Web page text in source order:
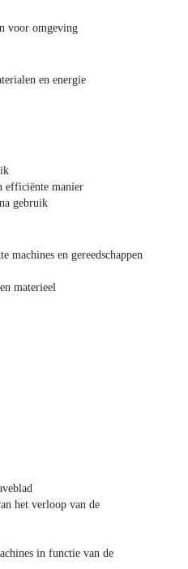
voor omgeving
en energie
efficiënte manier
gebruik
machines en gereedschappen
materieel
het verloop van de
in functie van de